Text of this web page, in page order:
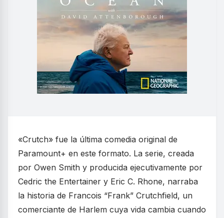
«Crutch» fue la última comedia original de
Paramount+ en este formato. La serie, creada
por Owen Smith y producida ejecutivamente por
Cedric the Entertainer y Eric C. Rhone, narraba
la historia de Francois “Frank” Crutchfield, un
comerciante de Harlem cuya vida cambia cuando